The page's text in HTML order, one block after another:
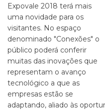
Expovale 2018 terá mais
uma novidade para os
visitantes. No espaço
denominado "Conexões" o
público poderá conferir
muitas das inovações que
representam o avanço
tecnológico a que as
empresas estão se
adaptando, aliado às